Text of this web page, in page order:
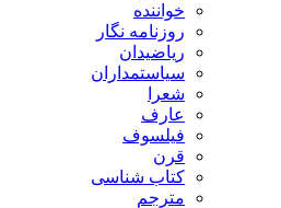
خواننده
روزنامه نگار
ریاضیدان
سیاستمداران
شعرا
عارف
فیلسوف
قرن
کتاب شناسی
مترجم